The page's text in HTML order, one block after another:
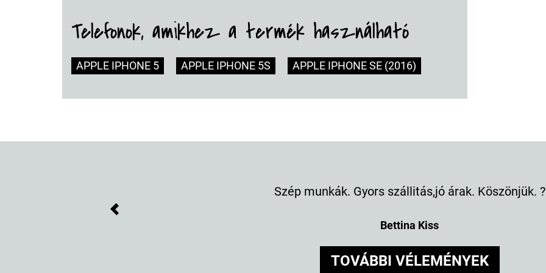
Telefonok, amikhez a termék használható
APPLE IPHONE 5 APPLE IPHONE 5S APPLE IPHONE SE (2016)
Szép munkák. Gyors szállitás,jó árak. Köszönjük. ?
Bettina Kiss
Previous
TOVÁBBI VÉLEMÉNYEK